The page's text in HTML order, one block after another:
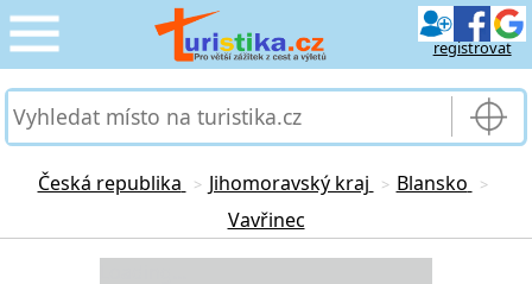
registrovat
CESTOVÁNÍ
SLUŽBY & DOPRAVA
Česká republika > Jihomoravský kraj > Blansko >
Vavřinec